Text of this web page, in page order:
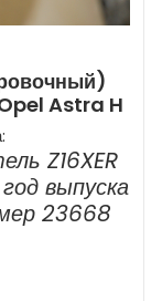
Astra H
Z16XER
выпуска
23668